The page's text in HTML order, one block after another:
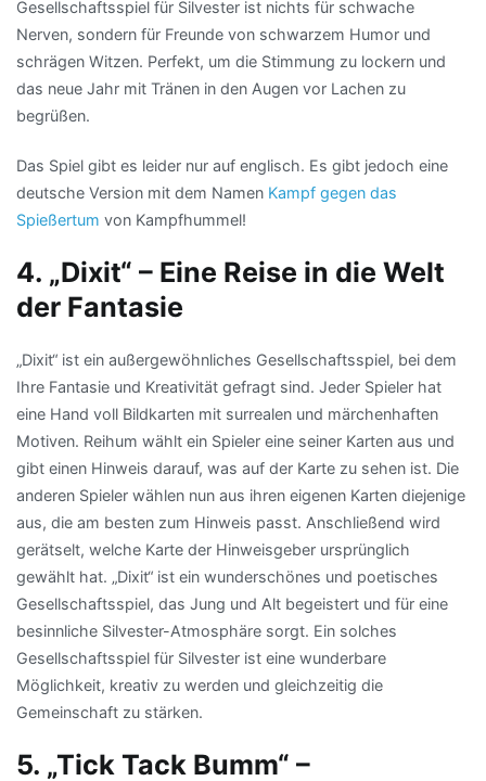
Gesellschaftsspiel für Silvester ist nichts für schwache
Nerven, sondern für Freunde von schwarzem Humor und
schrägen Witzen. Perfekt, um die Stimmung zu lockern und
das neue Jahr mit Tränen in den Augen vor Lachen zu
begrüßen.
Das Spiel gibt es leider nur auf englisch. Es gibt jedoch eine
deutsche Version mit dem Namen Kampf gegen das
Spießertum von Kampfhummel!
4. „Dixit“ – Eine Reise in die Welt
der Fantasie
„Dixit“ ist ein außergewöhnliches Gesellschaftsspiel, bei dem
Ihre Fantasie und Kreativität gefragt sind. Jeder Spieler hat
eine Hand voll Bildkarten mit surrealen und märchenhaften
Motiven. Reihum wählt ein Spieler eine seiner Karten aus und
gibt einen Hinweis darauf, was auf der Karte zu sehen ist. Die
anderen Spieler wählen nun aus ihren eigenen Karten diejenige
aus, die am besten zum Hinweis passt. Anschließend wird
gerätselt, welche Karte der Hinweisgeber ursprünglich
gewählt hat. „Dixit“ ist ein wunderschönes und poetisches
Gesellschaftsspiel, das Jung und Alt begeistert und für eine
besinnliche Silvester-Atmosphäre sorgt. Ein solches
Gesellschaftsspiel für Silvester ist eine wunderbare
Möglichkeit, kreativ zu werden und gleichzeitig die
Gemeinschaft zu stärken.
5. „Tick Tack Bumm“ –